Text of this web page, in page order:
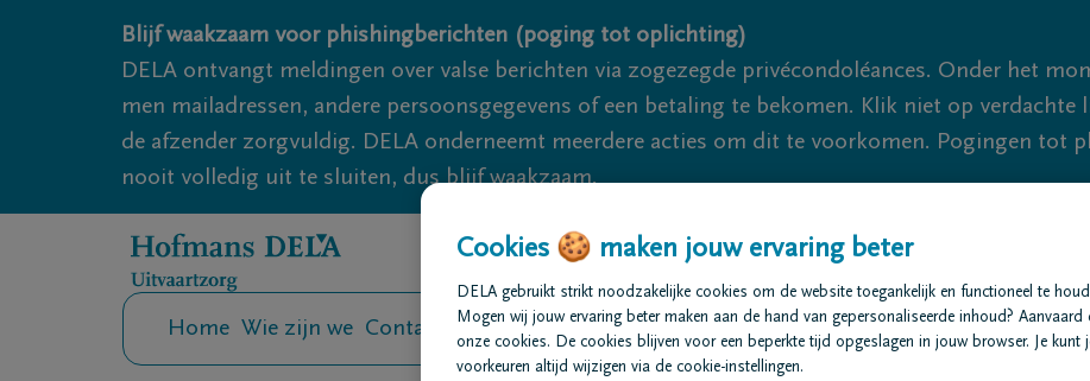
Overslaan en naar inhoud gaan
Blijf waakzaam voor phishingberichten (poging tot oplichting)
DELA ontvangt meldingen over valse berichten via zogezegde privécondoléances. Onder het
men mailadressen, andere persoonsgegevens of een betaling te bekomen. Klik niet op
de afzender zorgvuldig. DELA onderneemt meerdere acties om dit te voorkomen. Pogingen tot
nooit volledig uit te sluiten, dus blijf waakzaam.
We
Home Wie zijn we Contact Uitvaart regelen Overlijdensberichten Ons uitvaartcentrum
Cookies 🍪 maken jouw ervaring beter
DELA gebruikt strikt noodzakelijke cookies om de website toegankelijk en functioneel te
Mogen wij jouw ervaring beter maken aan de hand van gepersonaliseerde inhoud? Aanvaard
onze cookies. De cookies blijven voor een beperkte tijd opgeslagen in jouw browser. Je kunt
voorkeuren altijd wijzigen via de cookie-instellingen.